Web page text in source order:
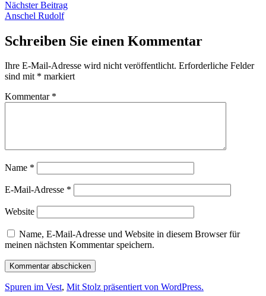
Nächster BeitragNächster
Anschel Rudolf
Schreiben Sie einen Kommentar
Ihre E-Mail-Adresse wird nicht veröffentlicht. Erforderliche Felder
sind mit * markiert
Kommentar *
Name *
E-Mail-Adresse *
Website
Name, E-Mail-Adresse und Website in diesem Browser für
meinen nächsten Kommentar speichern.
Spuren im Vest, Mit Stolz präsentiert von WordPress.